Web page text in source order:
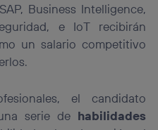
Business Intelligence,
e IoT recibirán
un salario competitivo
el candidato
serie de habilidades